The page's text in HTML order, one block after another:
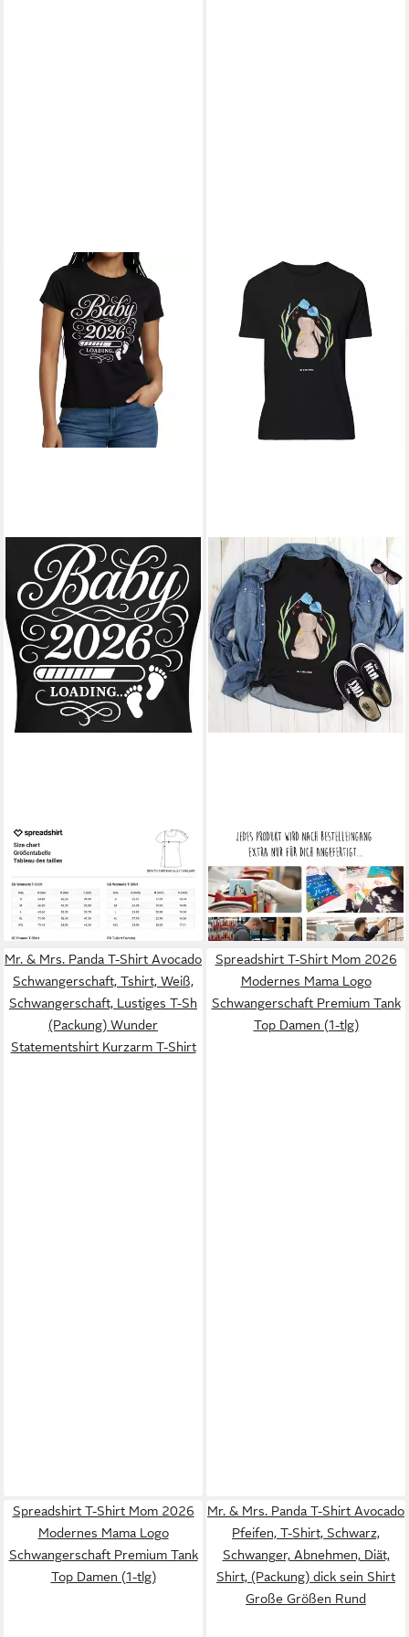
SPREADSHIRT
T-Shirt Baby
2026 Loading Süße
Schwangerschaft Frauen T-
Shirt (1-tlg) Slim Fit, fällt klein
aus
22,99 €
MR. & MRS. PANDAT-Shirt
Hase Blume, Größe XL T-
Shirt, Schwarz, Geburtstag,
Schwangerschaft, T
(Packung) Tshirt Erstes Kind
Geburt
21,99 €
Mr. & Mrs. Panda T-Shirt Avocado
Schwangerschaft, Tshirt, Weiß,
Schwangerschaft, Lustiges T-Sh
(Packung) Wunder
Statementshirt Kurzarm T-Shirt
Spreadshirt T-Shirt Mom 2026
Modernes Mama Logo
Schwangerschaft Premium Tank
Top Damen (1-tlg)
Spreadshirt T-Shirt Mom 2026
Modernes Mama Logo
Schwangerschaft Premium Tank
Top Damen (1-tlg)
Mr. & Mrs. Panda T-Shirt Avocado
Pfeifen, T-Shirt, Schwarz,
Schwanger, Abnehmen, Diät,
Shirt, (Packung) dick sein Shirt
Große Größen Rund